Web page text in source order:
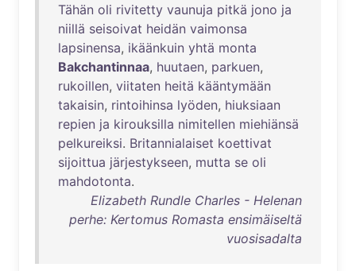
Tähän oli rivitetty vaunuja pitkä jono ja
niillä seisoivat heidän vaimonsa
lapsinensa, ikäänkuin yhtä monta
Bakchantinnaa, huutaen, parkuen,
rukoillen, viitaten heitä kääntymään
takaisin, rintoihinsa lyöden, hiuksiaan
repien ja kirouksilla nimitellen miehiänsä
pelkureiksi. Britannialaiset koettivat
sijoittua järjestykseen, mutta se oli
mahdotonta.
Elizabeth Rundle Charles - Helenan
perhe: Kertomus Romasta ensimäiseltä
vuosisadalta